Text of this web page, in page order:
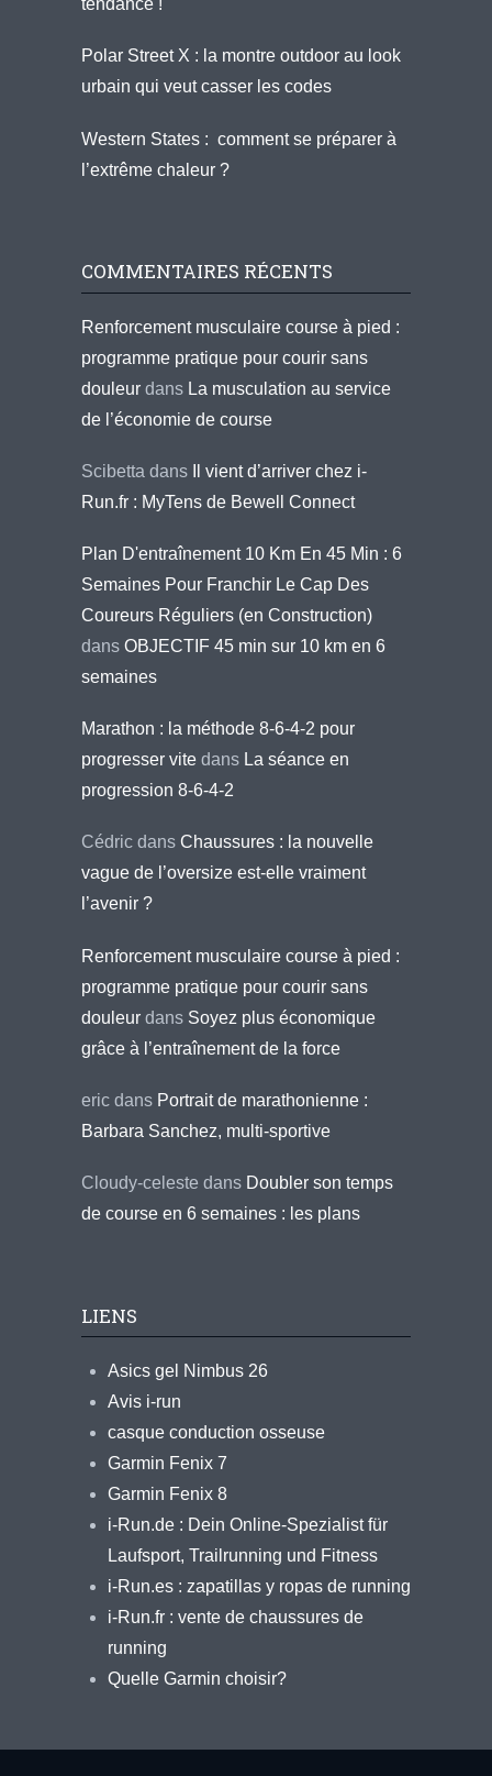
tendance !
Polar Street X : la montre outdoor au look
urbain qui veut casser les codes
Western States : comment se préparer à
l’extrême chaleur ?
COMMENTAIRES RÉCENTS
Renforcement musculaire course à pied :
programme pratique pour courir sans
douleur dans La musculation au service
de l’économie de course
Scibetta dans
Il vient d’arriver chez i-
Run.fr : MyTens de Bewell Connect
Plan D'entraînement 10 Km En 45 Min : 6
Semaines Pour Franchir Le Cap Des
Coureurs Réguliers (en Construction)
dans OBJECTIF 45 min sur 10 km en 6
semaines
Marathon : la méthode 8-6-4-2 pour
progresser vite dans La séance en
progression 8-6-4-2
Cédric dans Chaussures : la nouvelle
vague de l’oversize est-elle vraiment
l’avenir ?
Renforcement musculaire course à pied :
programme pratique pour courir sans
douleur dans Soyez plus économique
grâce à l’entraînement de la force
eric dans Portrait de marathonienne :
Barbara Sanchez, multi-sportive
Cloudy-celeste dans Doubler son temps
de course en 6 semaines : les plans
LIENS
Asics gel Nimbus 26
Avis i-run
casque conduction osseuse
Garmin Fenix 7
Garmin Fenix 8
i-Run.de : Dein Online-Spezialist für
Laufsport, Trailrunning und Fitness
i-Run.es : zapatillas y ropas de running
i-Run.fr : vente de chaussures de
running
Quelle Garmin choisir?